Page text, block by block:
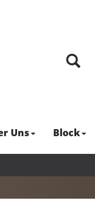
Uns Block